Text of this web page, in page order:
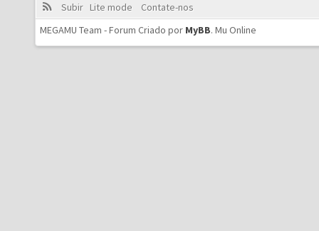
Subir Lite mode
Contate-nos
MEGAMU Team - Forum Criado por MyBB. Mu Online